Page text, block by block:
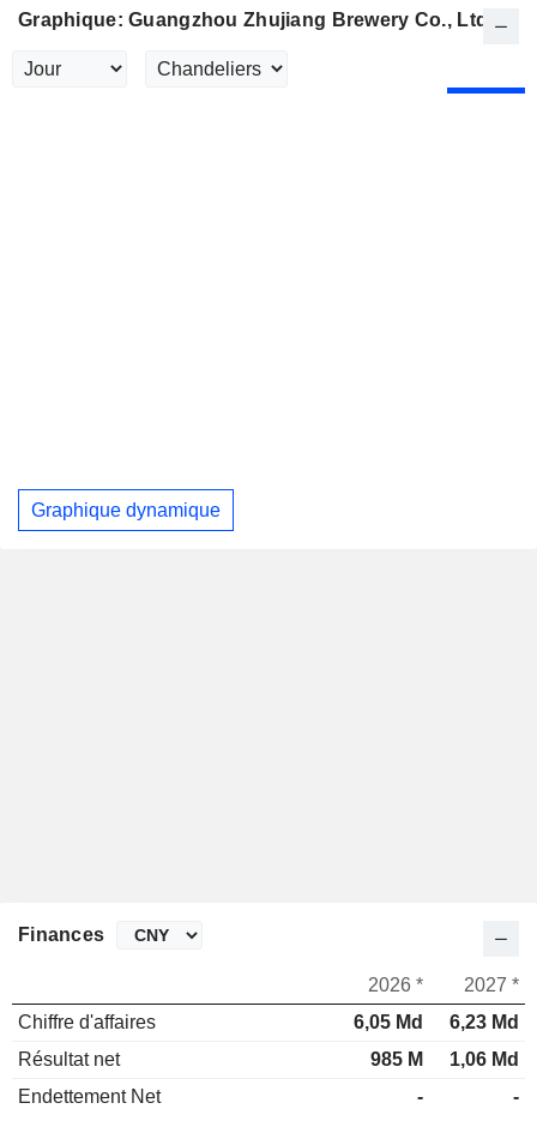
Graphique: Guangzhou Zhujiang Brewery Co., Ltd
Graphique dynamique
Finances
2026 *
2027 *
Chiffre d'affaires
6,05 Md
6,23 Md
Résultat net
985 M
1,06 Md
Endettement Net
- -